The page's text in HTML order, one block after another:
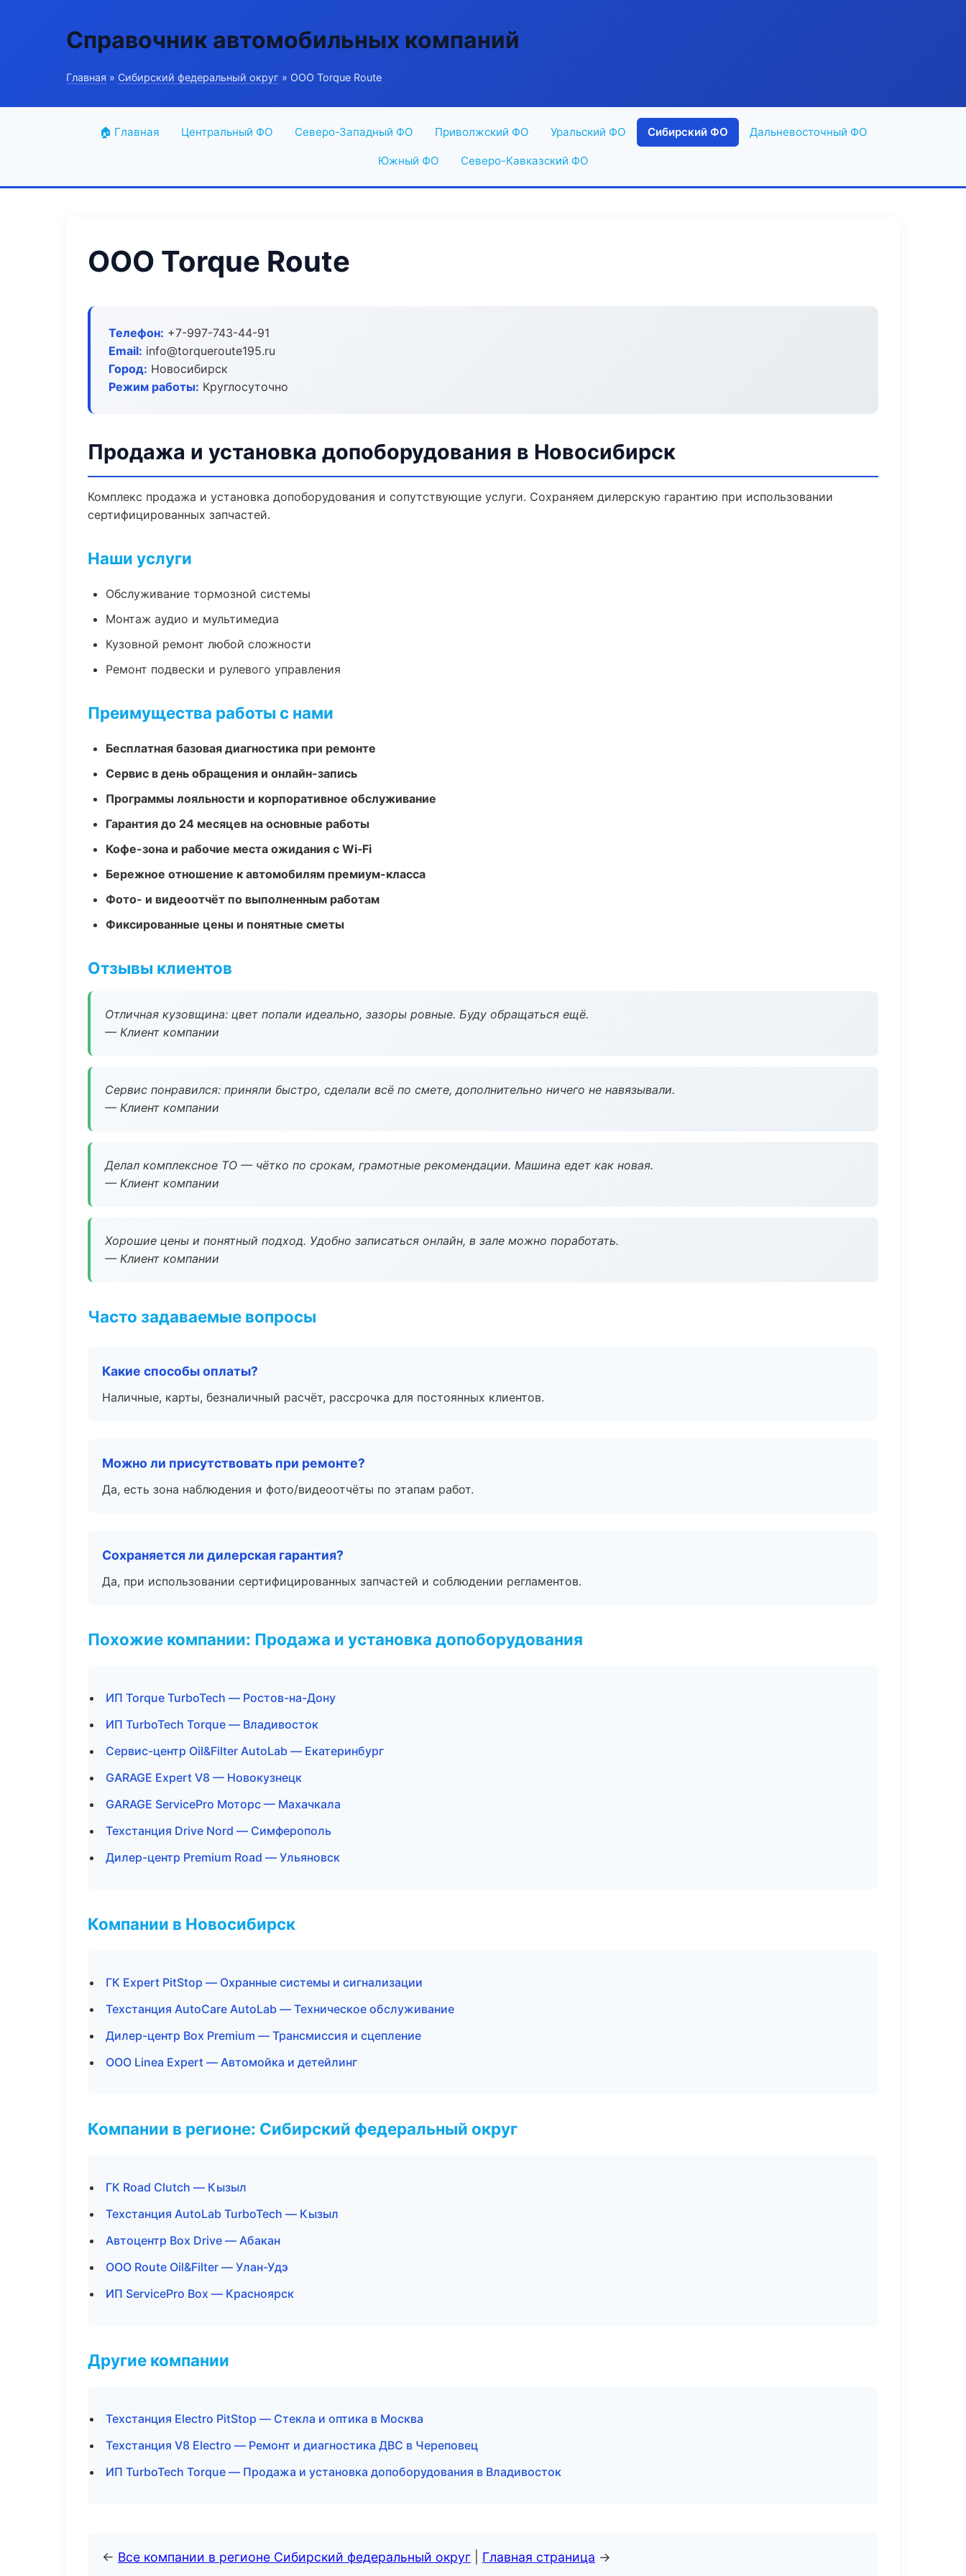
Справочник автомобильных компаний
Главная » Сибирский федеральный округ » ООО Torque Route
🏠 Главная Центральный ФО Северо-Западный ФО Приволжский ФО Уральский ФО Сибирский ФО Дальневосточный ФО
Южный ФО Северо-Кавказский ФО
ООО Torque Route
Телефон: +7-997-743-44-91
Email: info@torqueroute195.ru
Город: Новосибирск
Режим работы: Круглосуточно
Продажа и установка допоборудования в Новосибирск
Комплекс продажа и установка допоборудования и сопутствующие услуги. Сохраняем дилерскую гарантию при использовании
сертифицированных запчастей.
Наши услуги
Обслуживание тормозной системы
Монтаж аудио и мультимедиа
Кузовной ремонт любой сложности
Ремонт подвески и рулевого управления
Преимущества работы с нами
Бесплатная базовая диагностика при ремонте
Сервис в день обращения и онлайн-запись
Программы лояльности и корпоративное обслуживание
Гарантия до 24 месяцев на основные работы
Кофе-зона и рабочие места ожидания с Wi‑Fi
Бережное отношение к автомобилям премиум-класса
Фото- и видеоотчёт по выполненным работам
Фиксированные цены и понятные сметы
Отзывы клиентов
Отличная кузовщина: цвет попали идеально, зазоры ровные. Буду обращаться ещё.
— Клиент компании
Сервис понравился: приняли быстро, сделали всё по смете, дополнительно ничего не навязывали.
— Клиент компании
Делал комплексное ТО — чётко по срокам, грамотные рекомендации. Машина едет как новая.
— Клиент компании
Хорошие цены и понятный подход. Удобно записаться онлайн, в зале можно поработать.
— Клиент компании
Часто задаваемые вопросы
Какие способы оплаты?
Наличные, карты, безналичный расчёт, рассрочка для постоянных клиентов.
Можно ли присутствовать при ремонте?
Да, есть зона наблюдения и фото/видеоотчёты по этапам работ.
Сохраняется ли дилерская гарантия?
Да, при использовании сертифицированных запчастей и соблюдении регламентов.
Похожие компании: Продажа и установка допоборудования
ИП Torque TurboTech — Ростов-на-Дону
ИП TurboTech Torque — Владивосток
Сервис-центр Oil&Filter AutoLab — Екатеринбург
GARAGE Expert V8 — Новокузнецк
GARAGE ServicePro Моторс — Махачкала
Техстанция Drive Nord — Симферополь
Дилер-центр Premium Road — Ульяновск
Компании в Новосибирск
ГК Expert PitStop — Охранные системы и сигнализации
Техстанция AutoCare AutoLab — Техническое обслуживание
Дилер-центр Box Premium — Трансмиссия и сцепление
ООО Linea Expert — Автомойка и детейлинг
Компании в регионе: Сибирский федеральный округ
ГК Road Clutch — Кызыл
Техстанция AutoLab TurboTech — Кызыл
Автоцентр Box Drive — Абакан
ООО Route Oil&Filter — Улан-Удэ
ИП ServicePro Box — Красноярск
Другие компании
Техстанция Electro PitStop — Стекла и оптика в Москва
Техстанция V8 Electro — Ремонт и диагностика ДВС в Череповец
ИП TurboTech Torque — Продажа и установка допоборудования в Владивосток
← Все компании в регионе Сибирский федеральный округ Главная страница →